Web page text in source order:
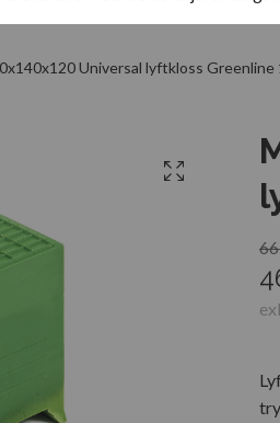
Universal lyftkloss Greenline